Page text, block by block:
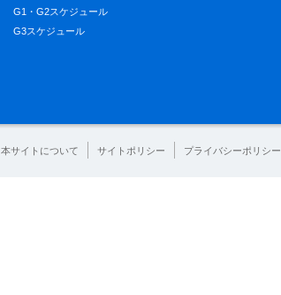
G1・G2スケジュール
G3スケジュール
本サイトについて サイトポリシー プライバシーポリシー